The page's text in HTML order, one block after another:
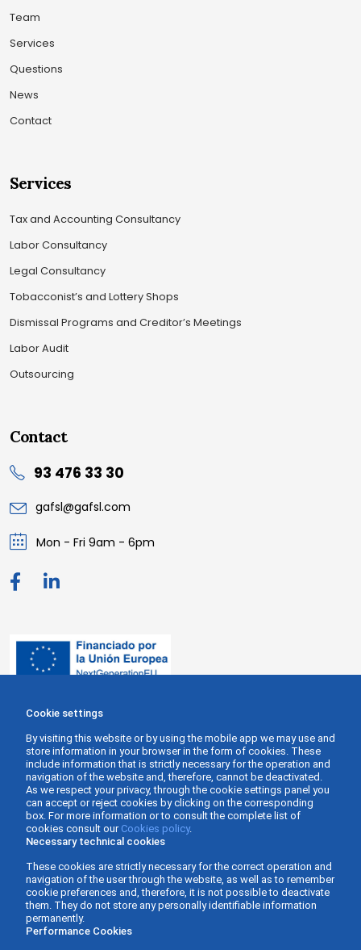
Team
Services
Questions
News
Contact
Services
Tax and Accounting Consultancy
Labor Consultancy
Legal Consultancy
Tobacconist’s and Lottery Shops
Dismissal Programs and Creditor’s Meetings
Labor Audit
Outsourcing
Contact
93 476 33 30
gafsl@gafsl.com
Mon - Fri 9am - 6pm
Cookie settings
By visiting this website or by using the mobile app we may use and
store information in your browser in the form of cookies. These
include information that is strictly necessary for the operation and
navigation of the website and, therefore, cannot be deactivated.
As we respect your privacy, through the cookie settings panel you
can accept or reject cookies by clicking on the corresponding
box. For more information or to consult the complete list of
cookies consult our Cookies policy.
Necessary technical cookies
These cookies are strictly necessary for the correct operation and
navigation of the user through the website, as well as to remember
cookie preferences and, therefore, it is not possible to deactivate
them. They do not store any personally identifiable information
permanently.
Performance Cookies